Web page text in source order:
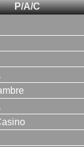
P/A/C